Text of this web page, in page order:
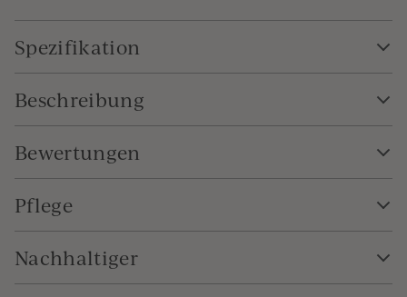
Spezifikation
Beschreibung
Bewertungen
Pflege
Nachhaltiger